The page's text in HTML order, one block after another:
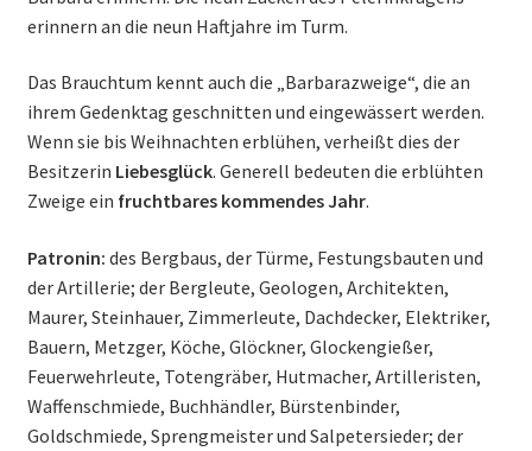
erinnern an die neun Haftjahre im Turm.
Das Brauchtum kennt auch die „Barbarazweige“, die an
ihrem Gedenktag geschnitten und eingewässert werden.
Wenn sie bis Weihnachten erblühen, verheißt dies der
Besitzerin Liebesglück. Generell bedeuten die erblühten
Zweige ein fruchtbares kommendes Jahr.
Patronin: des Bergbaus, der Türme, Festungsbauten und
der Artillerie; der Bergleute, Geologen, Architekten,
Maurer, Steinhauer, Zimmerleute, Dachdecker, Elektriker,
Bauern, Metzger, Köche, Glöckner, Glockengießer,
Feuerwehrleute, Totengräber, Hutmacher, Artilleristen,
Waffenschmiede, Buchhändler, Bürstenbinder,
Goldschmiede, Sprengmeister und Salpetersieder; der